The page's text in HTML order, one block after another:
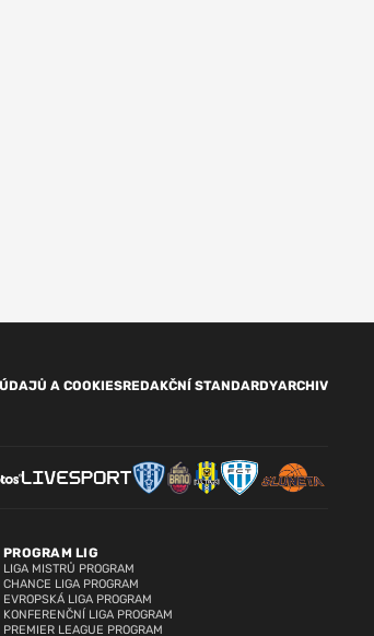
A COOKIESREDAKČNÍ STANDARDYARCHIV
PROGRAM LIG
LIGA MISTRŮ PROGRAM
CHANCE LIGA PROGRAM
EVROPSKÁ LIGA PROGRAM
KONFERENČNÍ LIGA PROGRAM
PREMIER LEAGUE PROGRAM